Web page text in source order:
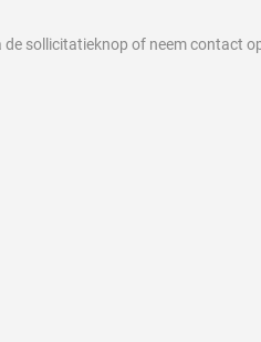
sollicitatieknop of neem contact